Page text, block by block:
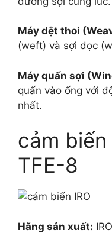
Máy dệt thoi
(weft) và sợi dọc
Máy quấn sợi
quấn vào ống với
nhất.
cảm
TFE-8
Hãng sản xuất: